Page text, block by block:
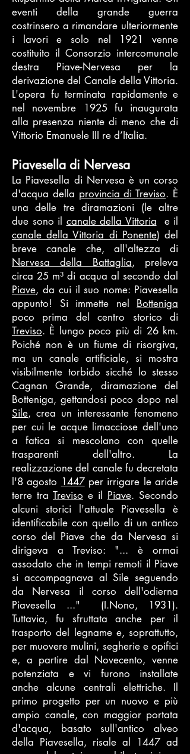
eventi della grande guerra
costrinsero a rimandare ulteriormente
i lavori e solo nel 1921 venne
costituito il Consorzio intercomunale
destra Piave-Nervesa per la
derivazione del Canale della Vittoria.
L'opera fu terminata rapidamente e
nel novembre 1925 fu inaugurata
alla presenza niente di meno che di
Vittorio Emanuele III re d’Italia.
Piavesella di Nervesa
La Piavesella di Nervesa è un corso
d'acqua della provincia di Treviso. È
una delle tre diramazioni (le altre
due sono il canale della Vittoria e il
canale della Vittoria di Ponente) del
breve canale che, all'altezza di
Nervesa della Battaglia, preleva
circa 25 m³ di acqua al secondo dal
Piave, da cui il suo nome: Piavesella
appunto! Si immette nel Botteniga
poco prima del centro storico di
Treviso. È lungo poco più di 26 km.
Poiché non è un fiume di risorgiva,
ma un canale artificiale, si mostra
visibilmente torbido sicché lo stesso
Cagnan Grande, diramazione del
Botteniga, gettandosi poco dopo nel
Sile, crea un interessante fenomeno
per cui le acque limacciose dell'uno
a fatica si mescolano con quelle
trasparenti dell'altro. La
realizzazione del canale fu decretata
l'8 agosto 1447per irrigare le aride
terre tra Treviso e il Piave. Secondo
alcuni storici l'attuale Piavesella è
identificabile con quello di un antico
corso del Piave che da Nervesa si
dirigeva a Treviso: "... è ormai
assodato che in tempi remoti il Piave
si accompagnava al Sile seguendo
da Nervesa il corso dell'odierna
Piavesella ..." (I.Nono, 1931).
Tuttavia, fu sfruttata anche per il
trasporto del legname e, soprattutto,
per muovere mulini, segherie e opifici
e, a partire dal Novecento, venne
potenziata e vi furono installate
anche alcune centrali elettriche. Il
primo progetto per un nuovo e più
ampio canale, con maggior portata
d'acqua, basato sull'antico alveo
della Piavesella, risale al 1447 ad